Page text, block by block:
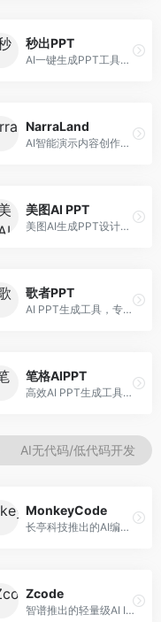
秒出PPT
AI一键生成PPT工具，专注于快速演示文稿制作。面向职场人士，支持主题输入、内容生成、模板套用等功能，PPT生成速度快，适合紧急制作场景。
NarraLand
AI智能演示内容创作平台，专注于叙事演示。面向内容创作者，提供故事创作、演示生成、动画设计等服务，演示内容生动有趣。
美图AI PPT
美图AI生成PPT设计工具，整合图像处理能力。面向设计师和职场人士，提供PPT生成、图片美化、设计优化等服务，视觉设计美观。
歌者PPT
AI PPT生成工具，专注于演示文稿智能创作。面向职场人士，支持主题输入、内容生成、设计美化等功能，PPT制作效率高。
笔格AIPPT
高效AI PPT生成工具，专注于演示文稿智能创作。面向职场人士，支持主题输入、内容生成、设计美化等功能，PPT制作效率高。
AI无代码/低代码开发
MonkeyCode
长亭科技推出的AI编程助手，专注于安全开发。面向开发者，提供代码生成、安全检测、漏洞修复等服务，安全开发能力强。
Zcode
智谱推出的轻量级AI IDE，基于GLM模型。面向开发者，提供智能代码补全、代码生成、错误检测等服务，中文编程支持好。